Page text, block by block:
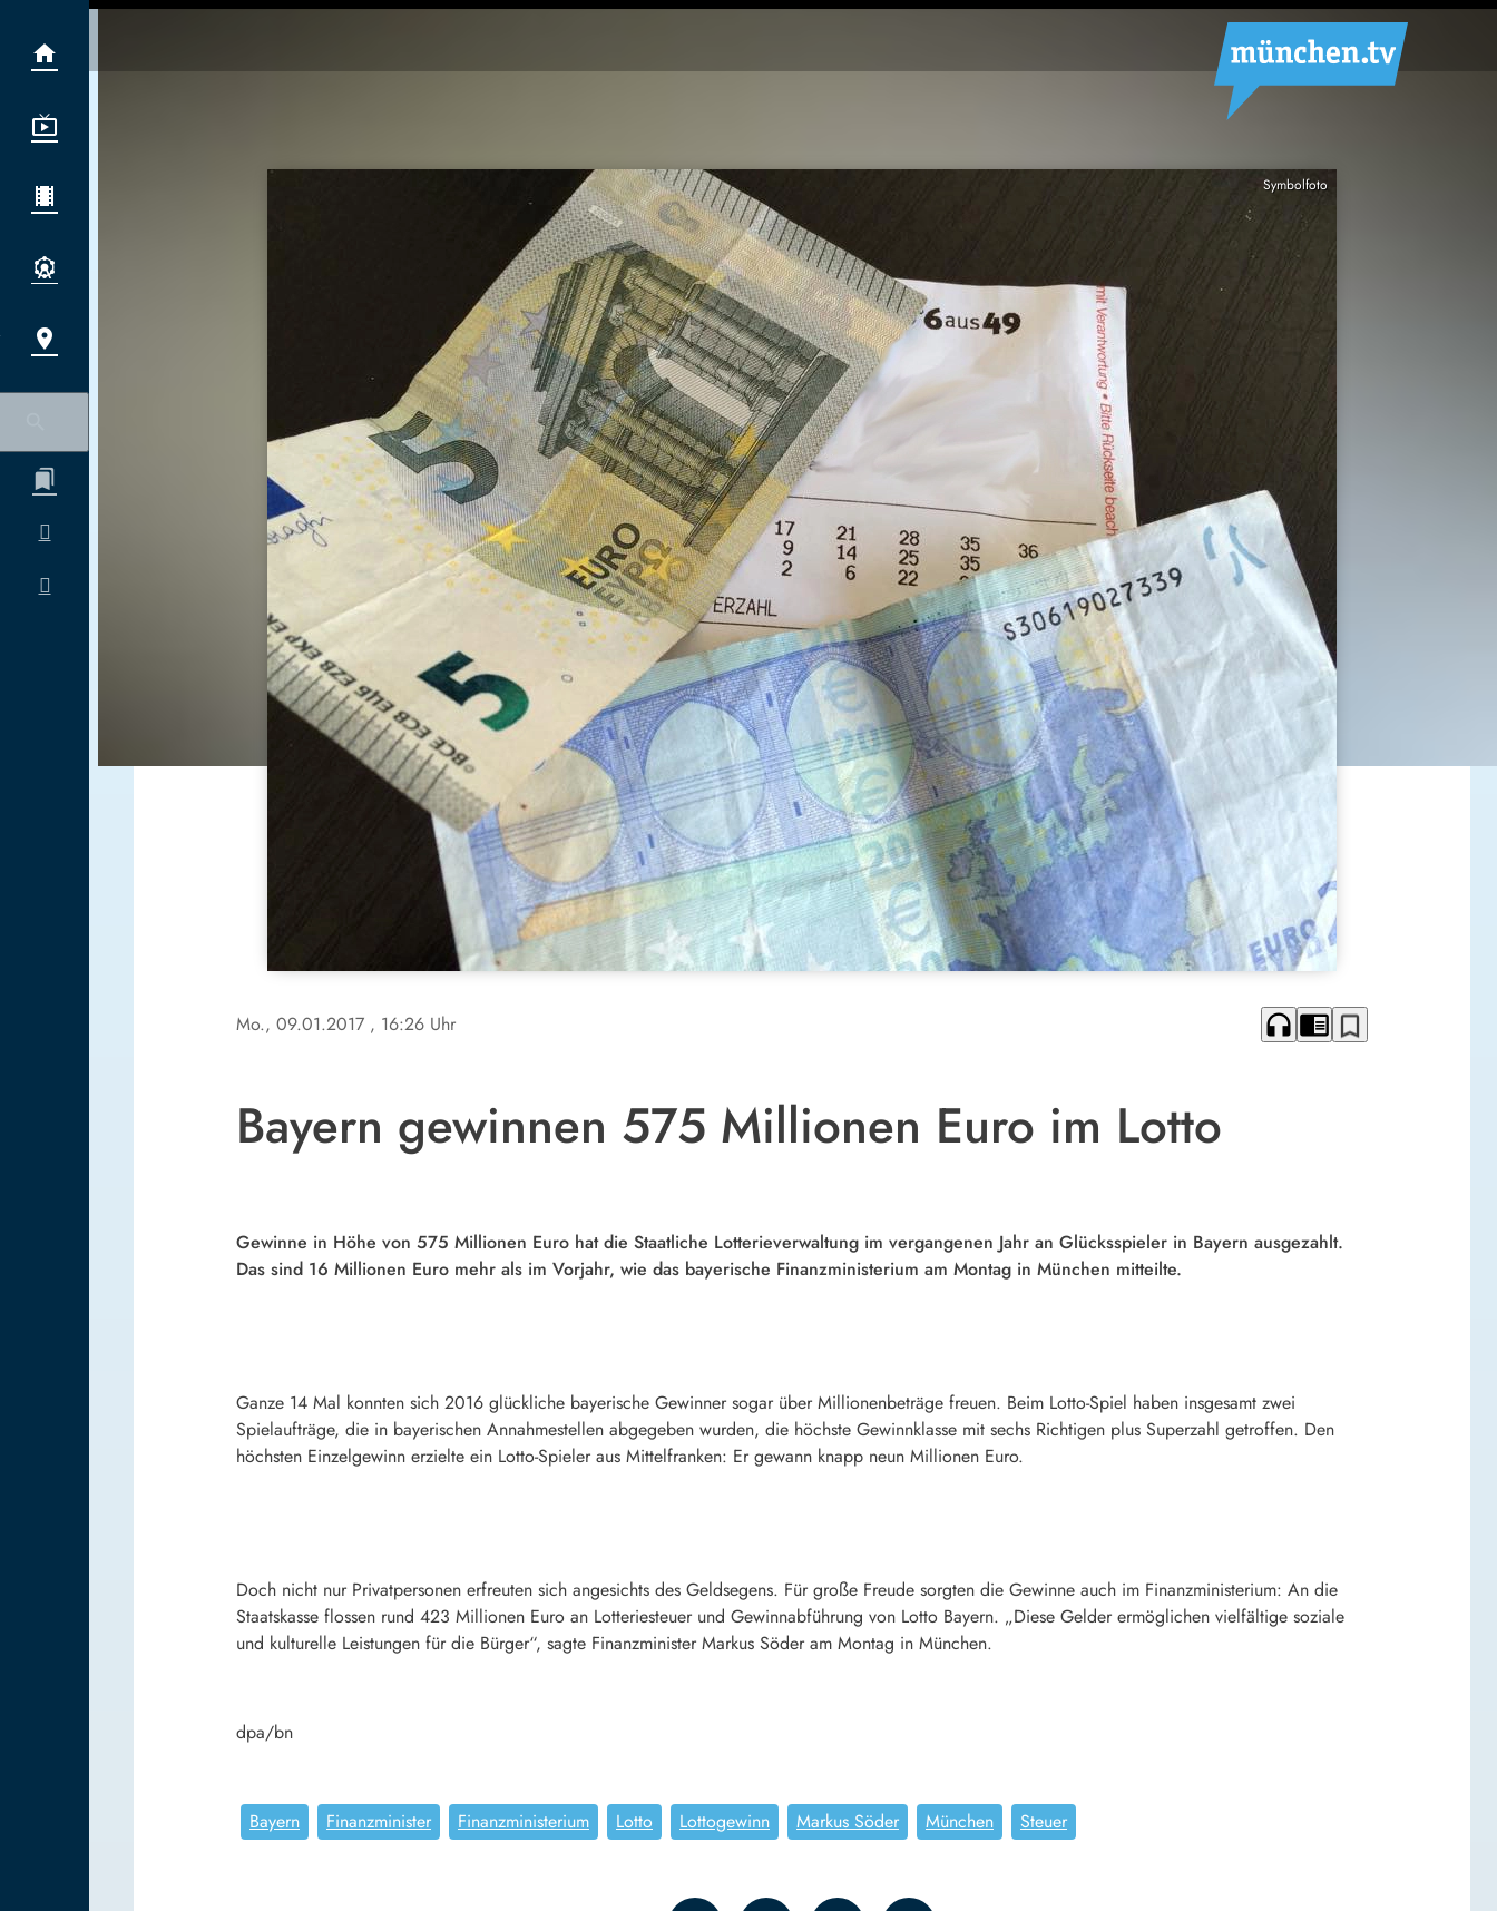
Symbolfoto
Mo., 09.01.2017 , 16:26 Uhr headphones chrome_reader_mode bookmark_border
Bayern gewinnen 575 Millionen Euro im Lotto
Gewinne in Höhe von 575 Millionen Euro hat die Staatliche Lotterieverwaltung im vergangenen Jahr an Glücksspieler in Bayern ausgezahlt.
Das sind 16 Millionen Euro mehr als im Vorjahr, wie das bayerische Finanzministerium am Montag in München mitteilte.
Ganze 14 Mal konnten sich 2016 glückliche bayerische Gewinner sogar über Millionenbeträge freuen. Beim Lotto-Spiel haben insgesamt zwei
Spielaufträge, die in bayerischen Annahmestellen abgegeben wurden, die höchste Gewinnklasse mit sechs Richtigen plus Superzahl getroffen. Den
höchsten Einzelgewinn erzielte ein Lotto-Spieler aus Mittelfranken: Er gewann knapp neun Millionen Euro.
Doch nicht nur Privatpersonen erfreuten sich angesichts des Geldsegens. Für große Freude sorgten die Gewinne auch im Finanzministerium: An die
Staatskasse flossen rund 423 Millionen Euro an Lotteriesteuer und Gewinnabführung von Lotto Bayern. „Diese Gelder ermöglichen vielfältige soziale
und kulturelle Leistungen für die Bürger“, sagte Finanzminister Markus Söder am Montag in München.
dpa/bn
Bayern Finanzminister Finanzministerium Lotto Lottogewinn Markus Söder München Steuer